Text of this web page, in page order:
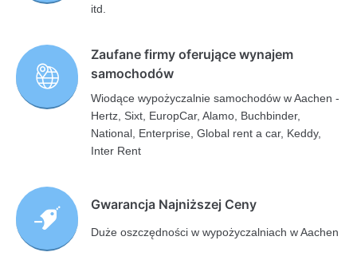
itd.
Zaufane firmy oferujące wynajem
samochodów
Wiodące wypożyczalnie samochodów w Aachen -
Hertz, Sixt, EuropCar, Alamo, Buchbinder,
National, Enterprise, Global rent a car, Keddy,
Inter Rent
Gwarancja Najniższej Ceny
Duże oszczędności w wypożyczalniach w Aachen